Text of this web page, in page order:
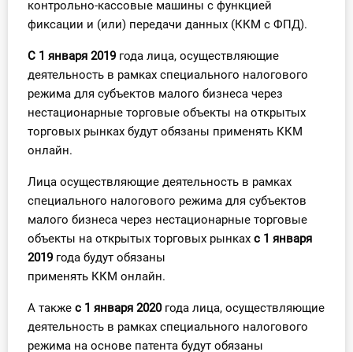
контрольно-кассовые машины с функцией
фиксации и (или) передачи данных (ККМ с ФПД).
С 1 января 2019 года лица, осуществляющие
деятельность в рамках специального налогового
режима для субъектов малого бизнеса через
нестационарные торговые объекты на открытых
торговых рынках будут обязаны применять ККМ
онлайн.
Лица осуществляющие деятельность в рамках
специального налогового режима для субъектов
малого бизнеса через нестационарные торговые
объекты на открытых торговых рынках с 1 января
2019 года будут обязаны
применять ККМ онлайн.
А также с 1 января 2020 года лица, осуществляющие
деятельность в рамках специального налогового
режима на основе патента будут обязаны